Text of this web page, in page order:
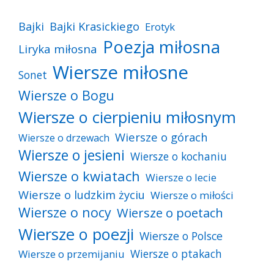
Bajki Bajki Krasickiego Erotyk
Liryka miłosna Poezja miłosna
Sonet Wiersze miłosne
Wiersze o Bogu
Wiersze o cierpieniu miłosnym
Wiersze o drzewach Wiersze o górach
Wiersze o jesieni Wiersze o kochaniu
Wiersze o kwiatach Wiersze o lecie
Wiersze o ludzkim życiu Wiersze o miłości
Wiersze o nocy Wiersze o poetach
Wiersze o poezji Wiersze o Polsce
Wiersze o przemijaniu Wiersze o ptakach